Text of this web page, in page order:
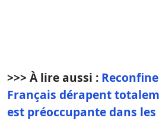
>>> À lire aussi :
Français dérapent
est préoccupante dans